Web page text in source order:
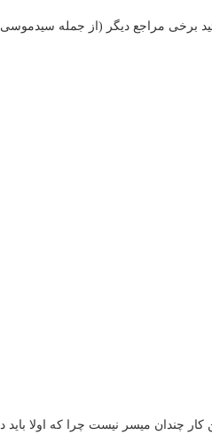
برخی مراجع دیگر (از جمله
اما این کار چندان میسر نیست چرا که اولا